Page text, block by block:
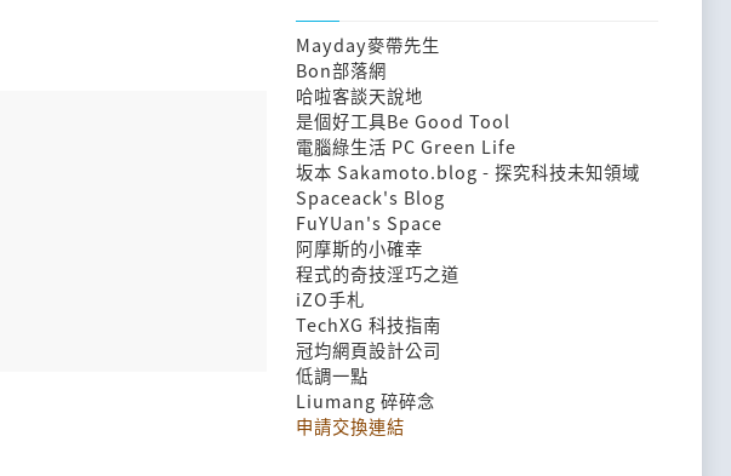
Mayday麥帶先生
Bon部落網
哈啦客談天說地
是個好工具Be Good Tool
電腦綠生活 PC Green Life
坂本 Sakamoto.blog - 探究科技未知領域
Spaceack's Blog
FuYUan's Space
阿摩斯的小確幸
程式的奇技淫巧之道
iZO手札
TechXG 科技指南
冠均網頁設計公司
低調一點
Liumang 碎碎念
申請交換連結